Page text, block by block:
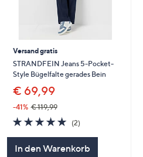
Versand gratis
STRANDFEIN Jeans 5-Pocket-
Style Bügelfalte gerades Bein
€ 69,99
-41% € 119,99
5.0
von
(2)2
In den Warenkorb